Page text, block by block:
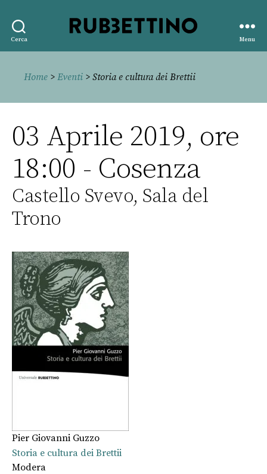
Cerca
editore
Menu
Home > Eventi > Storia e cultura dei Brettii
03 Aprile 2019, ore
18:00 - Cosenza
Castello Svevo, Sala del
Trono
Pier Giovanni Guzzo
Storia e cultura dei Brettii
Modera